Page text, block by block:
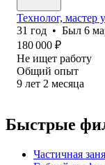
Технолог, мастер
31 год • Был 6
180 000 ₽
Не ищет работу
Общий опыт
9 лет 2 месяца
Быстрые
Частичная